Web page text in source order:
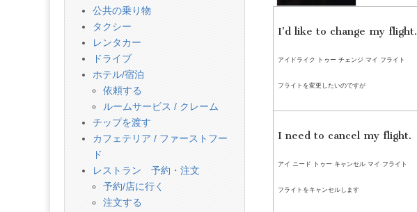
I’d like to change my flight.
アイドライク トゥー チェンジ マイ フライト
フライトを変更したいのですが
I need to cancel my flight.
アイ ニード トゥー キャンセル マイ フライト
フライトをキャンセルします
公共の乗り物
タクシー
レンタカー
ドライブ
ホテル/宿泊
依頼する
ルームサービス / クレーム
チップを渡す
カフェテリア / ファーストフー
ド
レストラン 予約・注文
予約/店に行く
注文する